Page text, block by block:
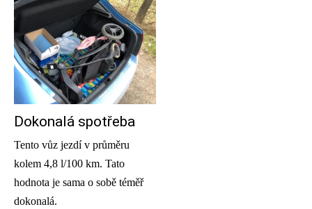
Dokonalá spotřeba
Tento vůz jezdí v průměru
kolem 4,8 l/100 km. Tato
hodnota je sama o sobě téměř
dokonalá.